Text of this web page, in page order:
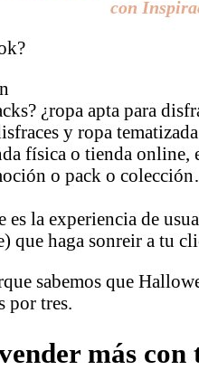
con
¿ropa apta para
y ropa
física o tienda
o pack o
la experiencia de
haga sonreir a tu
sabemos que
por tres.
más con